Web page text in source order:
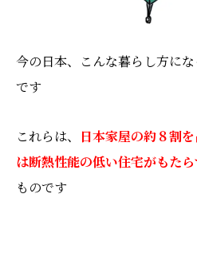
今の日本、こんな暮らし方に
です
これらは、 日本家屋の約８割
は断熱性能の低い住宅がもた
ものです